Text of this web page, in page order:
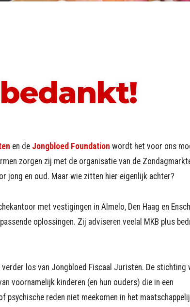
en de Jongbloed Foundation wordt het voor ons
zorgen zij met de organisatie van de
jong en oud. Maar wie zitten hier eigenlijk achter?
met vestigingen in Almelo, Den Haag en
oplossingen. Zij adviseren veelal MKB plus
los van Jongbloed Fiscaal Juristen. De stichting
voornamelijk kinderen (en hun ouders) die in een
reden niet meekomen in het